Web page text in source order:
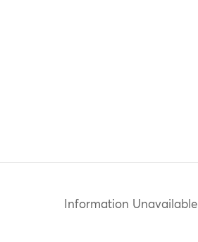
Information Unavailable